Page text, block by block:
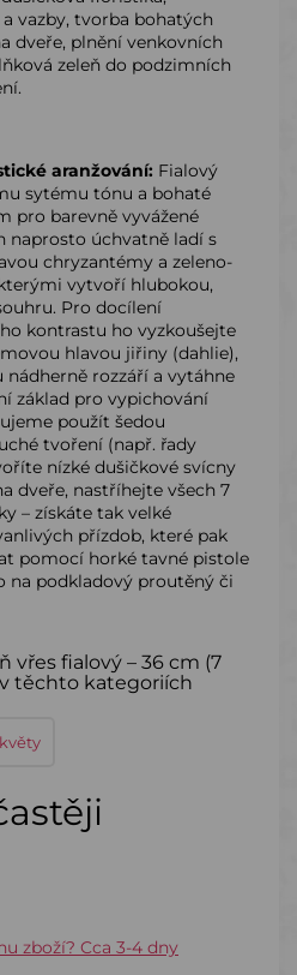
vazby, tvorba bohatých
dveře, plnění venkovních
zeleň do podzimních
aranžování: Fialový
sytému tónu a bohaté
pro barevně vyvážené
naprosto úchvatně ladí s
chryzantémy a zeleno-
vytvoří hlubokou,
Pro docílení
kontrastu ho vyzkoušejte
hlavou jiřiny (dahlie),
rozzáří a vytáhne
základ pro vypichování
použít šedou
tvoření (např. řady
nízké dušičkové svícny
dveře, nastříhejte všech 7
– získáte tak velké
přízdob, které pak
pomocí horké tavné pistole
na podkladový proutěný či
vřes fialový – 36 cm (7
těchto kategoriích
zboží? Cca 3-4 dny